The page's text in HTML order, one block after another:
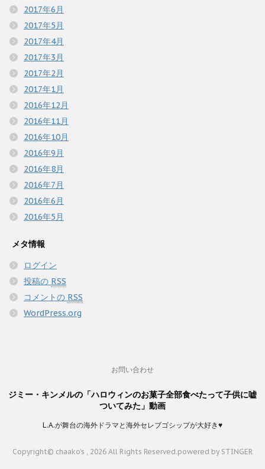
2017年6月
2017年5月
2017年4月
2017年3月
2017年2月
2017年1月
2016年12月
2016年11月
2016年10月
2016年9月
2016年8月
2016年7月
2016年6月
2016年5月
メタ情報
ログイン
投稿の RSS
コメントの RSS
WordPress.org
お問い合わせ
ジミー・キンメルの「ハロウィンのお菓子全部食べたって子供に嘘
ついてみた」動画
L.A.が舞台の海外ドラマと海外セレブゴシップが大好き♥
Copyright© chaako's , 2026 All Rights Reserved.powered by STINGER